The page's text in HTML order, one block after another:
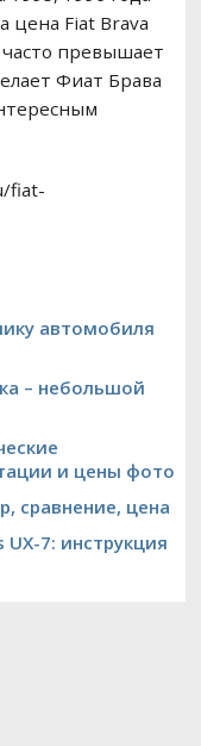
цена Fiat Brava
часто превышает
Фиат Брава
fiat-
автомобиля
– небольшой
и цены фото
сравнение, цена
7: инструкция